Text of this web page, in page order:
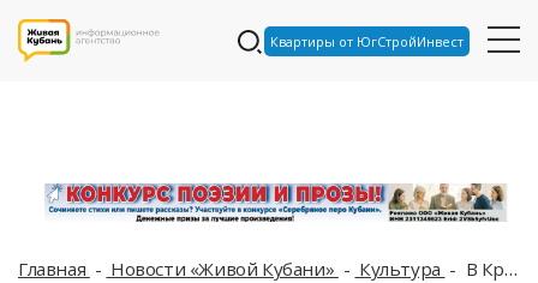
Квартиры от ЮгСтройИнвест
Главная Новости «Живой Кубани» Культура В Краснодаре молодежный конкурс агитматериалов посвятили выборам в Госдуму